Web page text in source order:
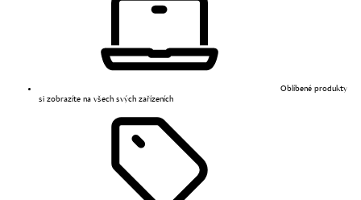
Oblíbené produkty
si zobrazíte na všech svých zařízeních